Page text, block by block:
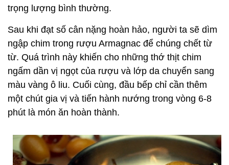
trọng lượng bình thường.
Sau khi đạt số cân nặng hoàn hảo, người ta sẽ dìm
ngập chim trong rượu Armagnac để chúng chết từ
từ. Quá trình này khiến cho những thớ thịt chim
ngấm dần vị ngọt của rượu và lớp da chuyển sang
màu vàng ô liu. Cuối cùng, đầu bếp chỉ cần thêm
một chút gia vị và tiến hành nướng trong vòng 6-8
phút là món ăn hoàn thành.